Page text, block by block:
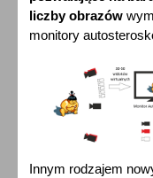
liczby obrazów
monitory
Innym rodzajem